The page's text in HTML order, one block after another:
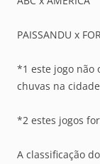
PAISSANDU x
*1 este jogo não
chuvas na
*2 estes jogos
A classificação